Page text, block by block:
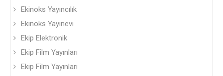
Ekinoks Yayıncılık
Ekinoks Yayınevi
Ekip Elektronik
Ekip Film Yayınları
Ekip Film Yayınları